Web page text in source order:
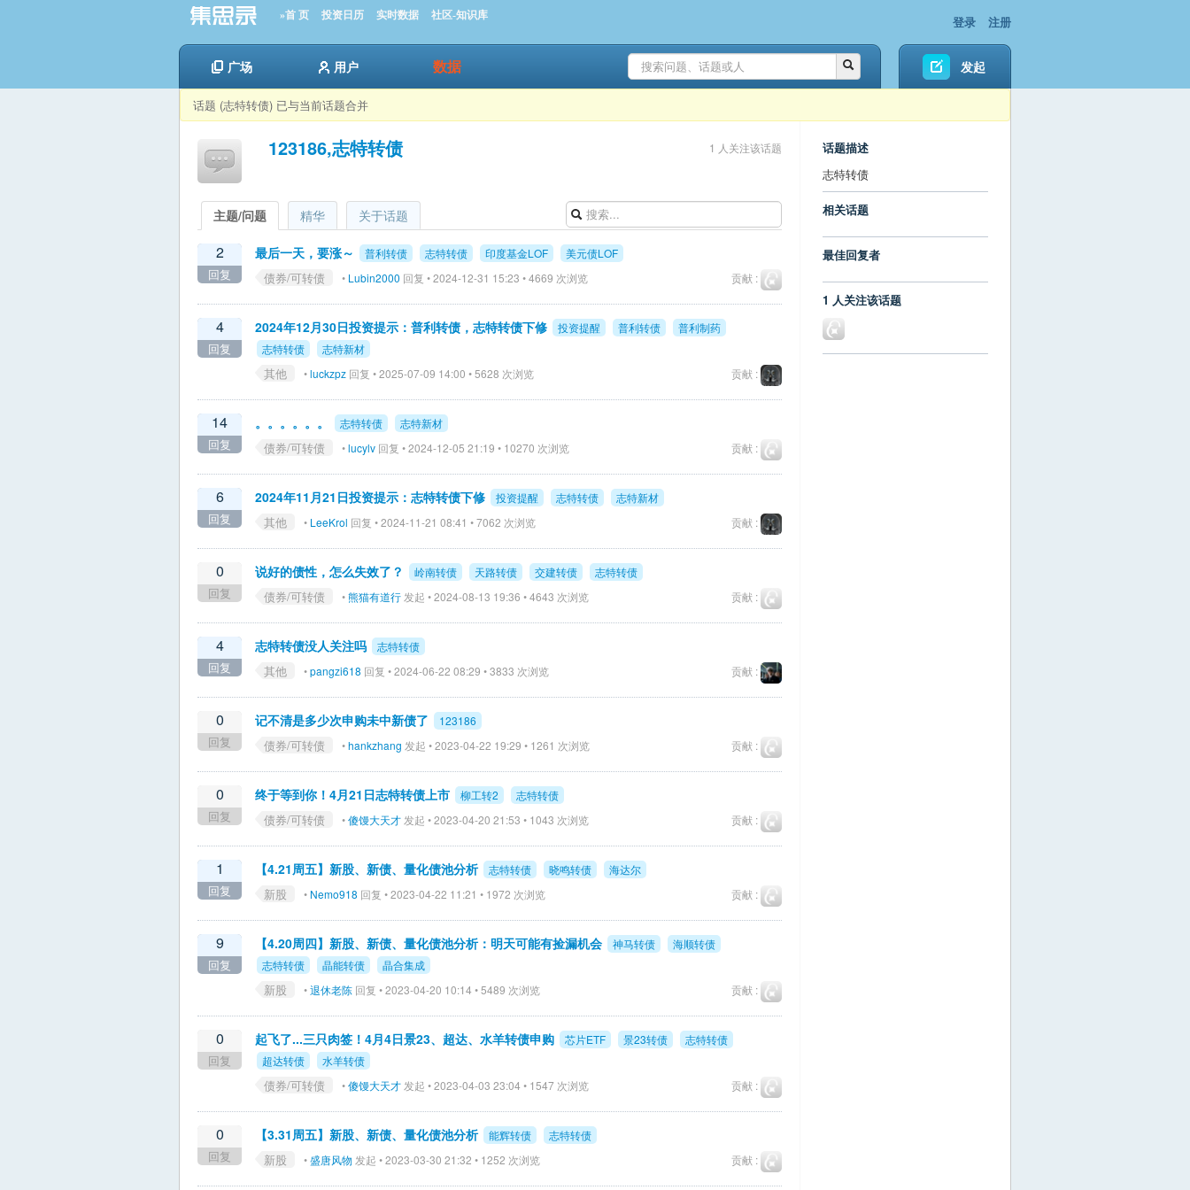
»首 页 投资日历 实时数据 社区-知识库 登录 注册
广场 用户 数据 发起
话题 (志特转债) 已与当前话题合并
123186,志特转债 1 人关注该话题
主题/问题 精华 关于话题
2
回复
最后一天，要涨～ 普利转债 志特转债 印度基金LOF
美元债LOF
贡献 :
债券/可转债 • Lubin2000 回复 • 2024-12-31 15:23 • 4669 次浏览
4
回复
2024年12月30日投资提示：普利转债，志特转债下修 投资提醒 普利转债
普利制药
志特转债
志特新材
贡献 :
其他 •luckzpz 回复 • 2025-07-09 14:00 • 5628 次浏览
14
回复
。。。。。。 志特转债
志特新材
贡献 :
债券/可转债 •lucylv 回复 • 2024-12-05 21:19 • 10270 次浏览
6
回复
2024年11月21日投资提示：志特转债下修 投资提醒 志特转债
志特新材
贡献 :
其他 • LeeKrol 回复 • 2024-11-21 08:41 • 7062 次浏览
0
回复
说好的债性，怎么失效了？ 岭南转债 天路转债 交建转债
志特转债
贡献 :
债券/可转债 •熊猫有道行 发起 • 2024-08-13 19:36 • 4643 次浏览
4
回复
志特转债没人关注吗
志特转债
贡献 :
其他 •pangzi618 回复 • 2024-06-22 08:29 • 3833 次浏览
0
回复
记不清是多少次申购未中新债了
123186
贡献 :
债券/可转债 •hankzhang 发起 • 2023-04-22 19:29 • 1261 次浏览
0
回复
终于等到你！4月21日志特转债上市 柳工转2
志特转债
贡献 :
债券/可转债 •傻馒大天才 发起 • 2023-04-20 21:53 • 1043 次浏览
1
回复
【4.21周五】新股、新债、量化债池分析 志特转债 晓鸣转债
海达尔
贡献 :
新股 • Nemo918 回复 • 2023-04-22 11:21 • 1972 次浏览
9
回复
【4.20周四】新股、新债、量化债池分析：明天可能有捡漏机会 神马转债
海顺转债
志特转债
晶能转债
晶合集成
贡献 :
新股 •退休老陈 回复 • 2023-04-20 10:14 • 5489 次浏览
0
回复
起飞了...三只肉签！4月4日景23、超达、水羊转债申购 芯片ETF 景23转债
志特转债
超达转债
水羊转债
贡献 :
债券/可转债 •傻馒大天才 发起 • 2023-04-03 23:04 • 1547 次浏览
0
回复
【3.31周五】新股、新债、量化债池分析 能辉转债
志特转债
贡献 :
新股 •盛唐风物 发起 • 2023-03-30 21:32 • 1252 次浏览
话题描述
志特转债
相关话题
最佳回复者
1 人关注该话题